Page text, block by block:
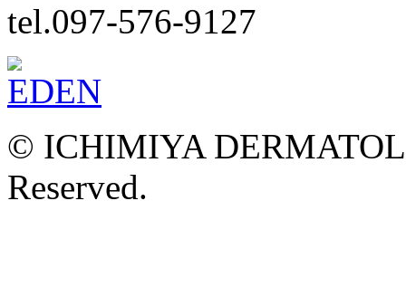
tel.097-576-9127
© ICHIMIYA
Reserved.